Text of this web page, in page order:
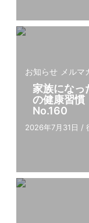
お知らせ メルマ
家族になっ
の健康習慣
No.160
2026年7月31日 /